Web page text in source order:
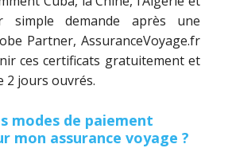
simple demande après une
Partner, AssuranceVoyage.fr
ces certificats gratuitement et
2 jours ouvrés.
modes de paiement
mon assurance voyage ?